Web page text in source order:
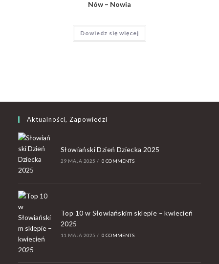
Nów – Nowia
Dowiedz się więcej
Aktualności, Zapowiedzi
Słowiański Dzień Dziecka 2025
29 MAJA 2025 / 0 COMMENTS
Top 10 w Słowiańskim sklepie – kwiecień
2025
11 MAJA 2025 / 0 COMMENTS